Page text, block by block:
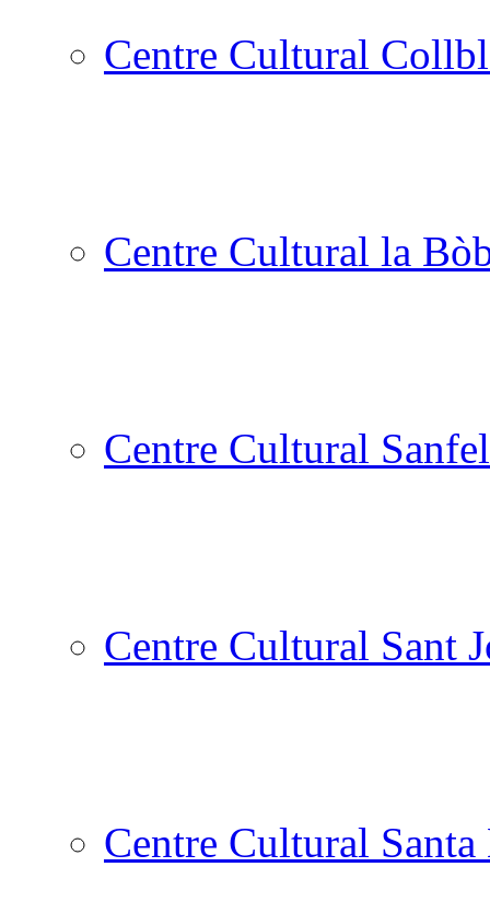
Centre Cultural
Centre Cultural la
Centre Cultural
Centre Cultural Sant
Centre Cultural